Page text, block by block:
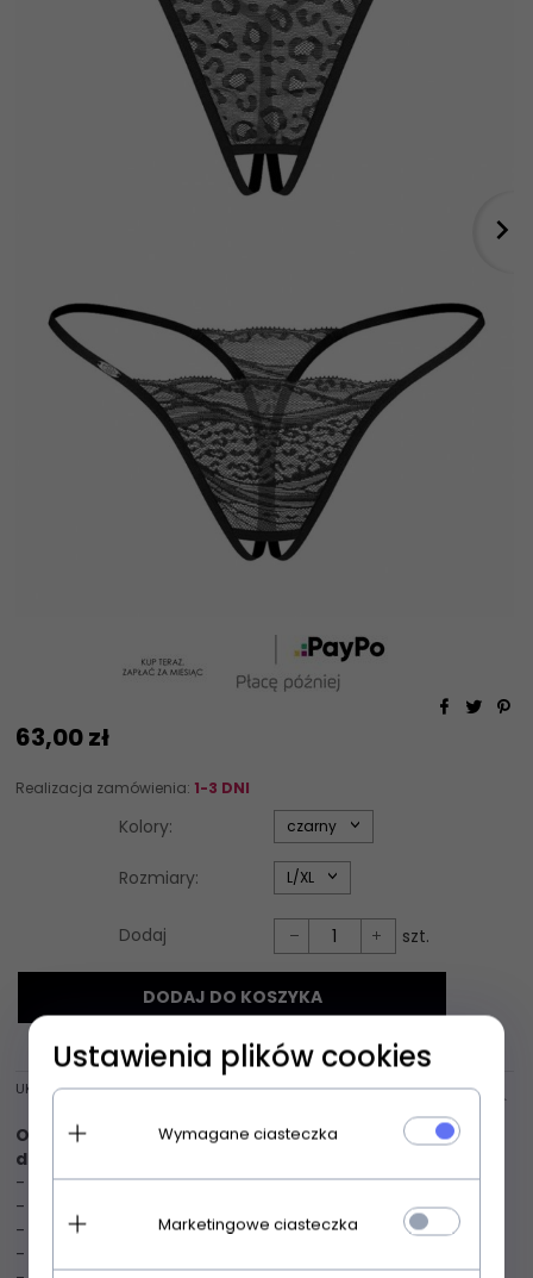
63,00zł
Realizacja zamówienia: 1-3 DNI
Kolory: options[34]
czarny
Rozmiary: options[35]
L/XL
Dodaj szt.
DODAJ DO KOSZYKA
UKRYJ OPIS
Obsessive Bianca crotchless Thong A'2 stringi
damskie
- stringi w czarnym kolorze
- miękki, koronkowy materiał
- otwarty krok
- ozdobione delikatnym zwierzęcym printem lub koronką
Ustawienia plików cookies
Wymagane ciasteczka
Marketingowe ciasteczka